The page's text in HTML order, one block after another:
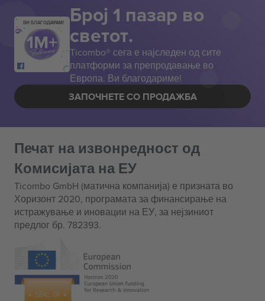
ВИ БЛАГОДАРАМ! Број 1 пазар во
светот.
Ticombo® сега е најследен од сите
платформи за препродавање во
Европа. Ви благодариме!
ЗАПОЧНЕТЕ СО ПРОДАЖБА
Печат на извонредност од
Комисијата на ЕУ
Ticombo GmbH (матична компанија) е призната во
Хоризонт 2020, програмата за финансирање на
истражување и иновации на ЕУ, за нејзиниот
предлог бр. 782393.